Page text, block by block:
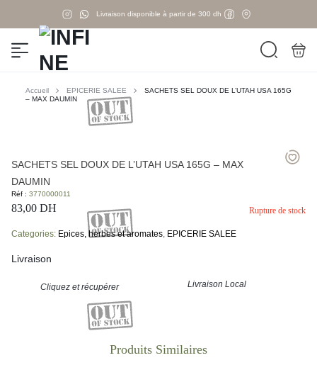
Livraison disponible à partir de 300 dh
Accueil EPICERIE SALEE
SACHETS SEL DOUX DE L’UTAH USA 165G
– MAX DAUMIN
SACHETS SEL DOUX DE L’UTAH USA 165G – MAX
DAUMIN
Réf : 3770000011
83,00 DH Rupture de stock
Categories: Epices, herbes et aromates, EPICERIE SALEE
Livraison
Cliquez et récupérer Livraison Local